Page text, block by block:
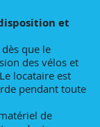
et
que le
des vélos et
locataire est
pendant toute
de